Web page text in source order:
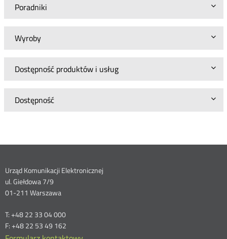
Poradniki
Wyroby
Dostępność produktów i usług
Dostępność
Dane
kontaktowe
Urząd Komunikacji Elektronicznej
ul. Giełdowa 7/9
01-211 Warszawa
T: +48 22 33 04 000
F: +48 22 53 49 162